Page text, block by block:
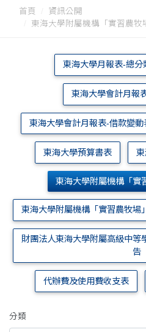
首頁
資訊公開
東海大學附屬機構「實習農牧
東海大學月報表-總分
東海大學會計月報
東海大學會計月報表-借款變動
東海大學預算書表
東海大學附屬機構「實
東海大學附屬機構「實習農牧場
財團法人東海大學附屬高級中等
告
代辦費及使用費收支表
分類